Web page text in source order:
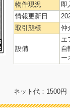
物件現況
即
情報更新日
取引態様
仲
設備
エ
自
ー
ネット代：1500円